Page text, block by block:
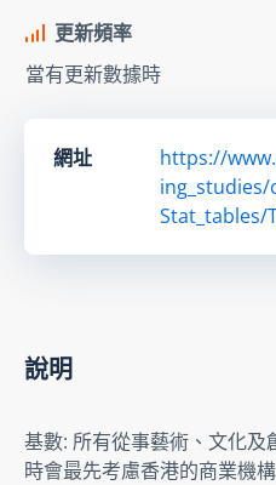
更新頻率
當有更新數據時
網址
https://
ing_studies/
Stat_tables/
說明
基數: 所有從事藝術、文化
時會最先考慮香港的商業機構